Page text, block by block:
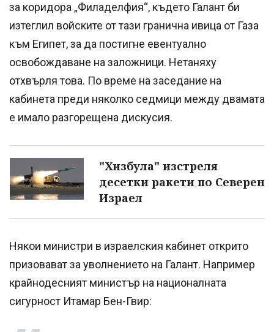
за коридора „Филаделфия“, където Галант би
изтеглил войските от тази гранична ивица от Газа
към Египет, за да постигне евентуално
освобождаване на заложници. Нетаняху
отхвърля това. По време на заседание на
кабинета преди няколко седмици между двамата
е имало разгорещена дискусия.
"Хизбула" изстреля
десетки ракети по Северен
Израел
Някои министри в израелския кабинет открито
призовават за уволнението на Галант. Например
крайнодесният министър на националната
сигурност Итамар Бен-Гвир: